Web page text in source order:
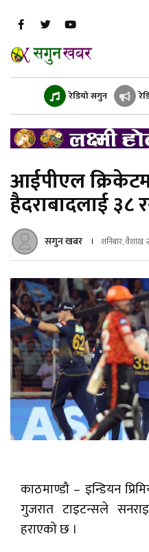
रेडियो सगुन
आईपीएल
हैदराबादलाई ३८
सगुन खबर शनिबार, वैशाख
काठमाण्डौ – इन्डियन
गुजरात टाइटन्सले
हराएको छ ।